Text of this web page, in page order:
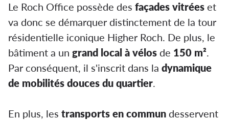
Le Roch Office possède des façades vitrées et
va donc se démarquer distinctement de la tour
résidentielle iconique Higher Roch. De plus, le
bâtiment a un grand local à vélos de 150 m².
Par conséquent, il s'inscrit dans la dynamique
de mobilités douces du quartier.
En plus, les transports en commun desservent